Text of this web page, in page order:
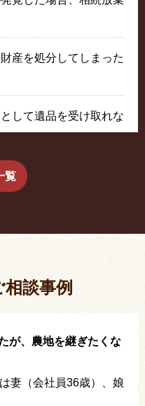
産を処分してしまった
して遺品を受け取れな
た念書は有効か？
覧
談事例
が、農地を継ぎたくな
妻（会社員36歳）、娘